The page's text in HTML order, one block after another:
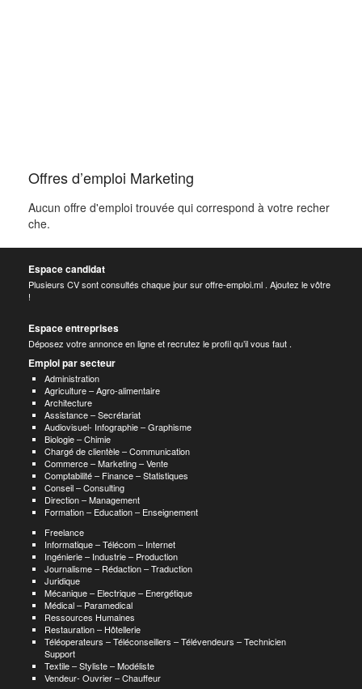
Offres d’emploi Marketing
Aucun offre d'emploi trouvée qui correspond à votre recher
che.
Espace candidat
Plusieurs CV sont consultés chaque jour sur offre-emploi.ml . Ajoutez le vôtre
!
Espace entreprises
Déposez votre annonce en ligne et recrutez le profil qu’il vous faut .
Emploi par secteur
Administration
Agriculture – Agro-alimentaire
Architecture
Assistance – Secrétariat
Audiovisuel- Infographie – Graphisme
Biologie – Chimie
Chargé de clientèle – Communication
Commerce – Marketing – Vente
Comptabilité – Finance – Statistiques
Conseil – Consulting
Direction – Management
Formation – Education – Enseignement
Freelance
Informatique – Télécom – Internet
Ingénierie – Industrie – Production
Journalisme – Rédaction – Traduction
Juridique
Mécanique – Electrique – Energétique
Médical – Paramedical
Ressources Humaines
Restauration – Hôtellerie
Téléoperateurs – Téléconseillers – Télévendeurs – Technicien
Support
Textile – Styliste – Modéliste
Vendeur- Ouvrier – Chauffeur